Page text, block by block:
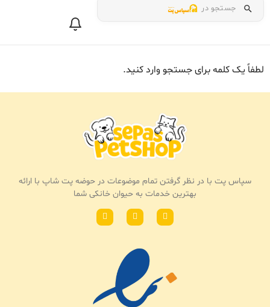
جستجو در
لطفاً یک کلمه برای جستجو وارد کنید.
سپاس پت با در نظر گرفتن تمام موضوعات در حوضه پت شاپ با ارائه
بهترین خدمات به حیوان خانکی شما